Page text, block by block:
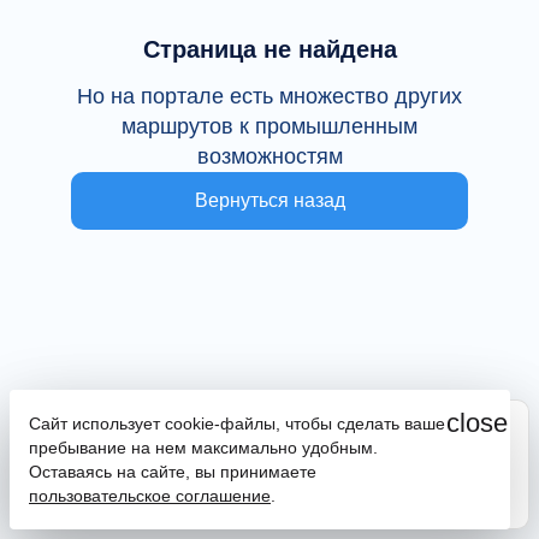
Страница не найдена
Но на портале есть множество других
маршрутов к промышленным
возможностям
Вернуться назад
close
Сайт использует cookie-файлы, чтобы сделать ваше
пребывание на нем максимально удобным.
Оставаясь на сайте, вы принимаете
пользовательское соглашение
Сайт находится в тестовой эксплуатации
В случае наличия ошибок или замечаний просим
сообщить на почтуpromportal@frpkk.ru
написать нам в чатилизаказать обратный звонок